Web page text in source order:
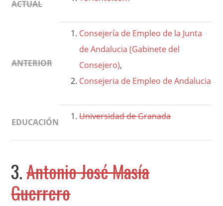
ACTUAL
ANTERIOR
Consejería de Empleo de la Junta
de Andalucia (Gabinete del
Consejero),
Consejeria de Empleo de Andalucia
EDUCACIÓN
Universidad de Granada
3.Antonio José Masía
Guerrero